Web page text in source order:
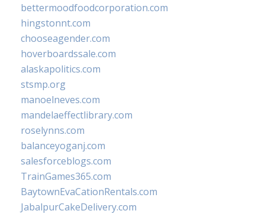
bettermoodfoodcorporation.com
hingstonnt.com
chooseagender.com
hoverboardssale.com
alaskapolitics.com
stsmp.org
manoelneves.com
mandelaeffectlibrary.com
roselynns.com
balanceyoganj.com
salesforceblogs.com
TrainGames365.com
BaytownEvaCationRentals.com
JabalpurCakeDelivery.com